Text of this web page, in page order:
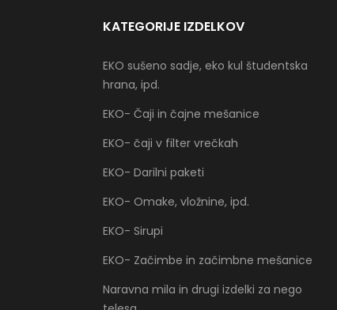
KATEGORIJE IZDELKOV
EKO sušeno sadje, eko kul študentska
hrana, ipd.
EKO- Čaji in čajne mešanice
EKO- čaji v filter vrečkah
EKO- Darilni paketi
EKO- Omake, vložnine, ipd.
EKO- Sirupi
EKO- Začimbe in začimbne mešanice
Naravna mila in drugi izdelki za nego